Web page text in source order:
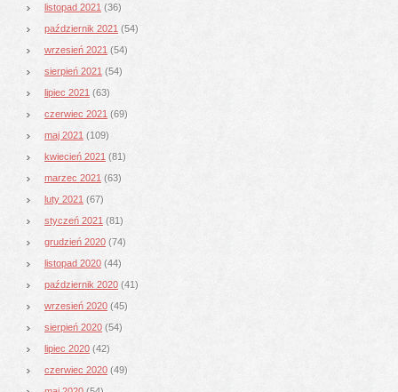
listopad 2021 (36)
październik 2021 (54)
wrzesień 2021 (54)
sierpień 2021 (54)
lipiec 2021 (63)
czerwiec 2021 (69)
maj 2021 (109)
kwiecień 2021 (81)
marzec 2021 (63)
luty 2021 (67)
styczeń 2021 (81)
grudzień 2020 (74)
listopad 2020 (44)
październik 2020 (41)
wrzesień 2020 (45)
sierpień 2020 (54)
lipiec 2020 (42)
czerwiec 2020 (49)